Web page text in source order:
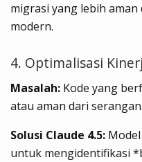
migrasi yang lebih
modern.
4. Optimalisasi
Masalah: Kode yang
atau aman dari serangan.
Solusi Claude 4.5:
untuk mengidentifikasi